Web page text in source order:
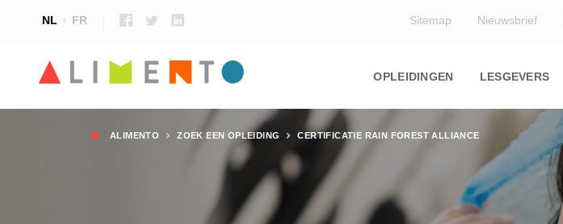
NL FR Sitemap Nieuwsbrief
navigation
OPLEIDINGEN LESGEVERS
Kruimelpad
ALIMENTO ZOEK EEN OPLEIDING CERTIFICATIE RAIN FOREST ALLIANCE